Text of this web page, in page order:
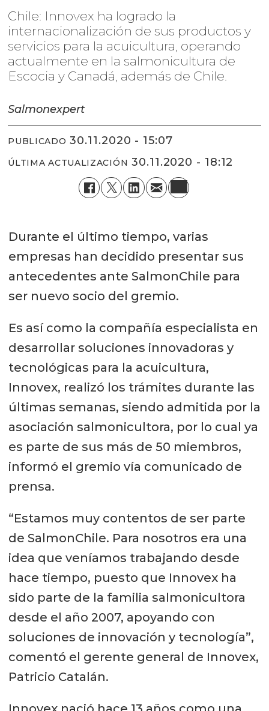
Chile: Innovex ha logrado la
internacionalización de sus productos y
servicios para la acuicultura, operando
actualmente en la salmonicultura de
Escocia y Canadá, además de Chile.
Salmonexpert
PUBLICADO 30.11.2020 - 15:07
ÚLTIMA ACTUALIZACIÓN 30.11.2020 - 18:12
Durante el último tiempo, varias
empresas han decidido presentar sus
antecedentes ante SalmonChile para
ser nuevo socio del gremio.
Es así como la compañía especialista en
desarrollar soluciones innovadoras y
tecnológicas para la acuicultura,
Innovex, realizó los trámites durante las
últimas semanas, siendo admitida por la
asociación salmonicultora, por lo cual ya
es parte de sus más de 50 miembros,
informó el gremio vía comunicado de
prensa.
“Estamos muy contentos de ser parte
de SalmonChile. Para nosotros era una
idea que veníamos trabajando desde
hace tiempo, puesto que Innovex ha
sido parte de la familia salmonicultora
desde el año 2007, apoyando con
soluciones de innovación y tecnología”,
comentó el gerente general de Innovex,
Patricio Catalán.